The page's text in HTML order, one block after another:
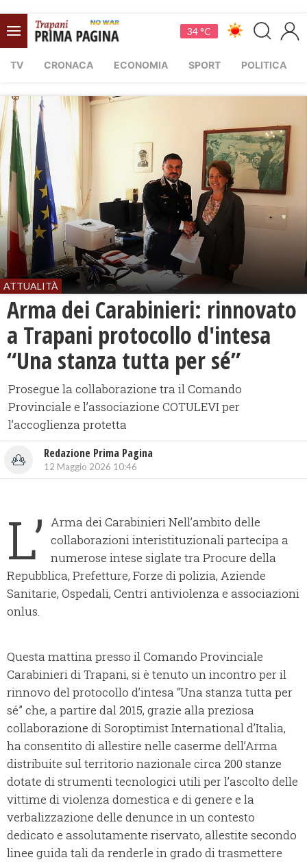
34 °C
TV CRONACA ECONOMIA SPORT POLITICA
ATTUALITÀ
Arma dei Carabinieri: rinnovato
a Trapani protocollo d'intesa
“Una stanza tutta per sé”
Prosegue la collaborazione tra il Comando
Provinciale e l’associazione COTULEVI per
l’accoglienza protetta
Redazione Prima Pagina
12 Maggio 2026 10:46
L’ Arma dei Carabinieri Nell’ambito delle
collaborazioni interistituzionali partecipa a
numerose intese siglate tra Procure della
Repubblica, Prefetture, Forze di polizia, Aziende
Sanitarie, Ospedali, Centri antiviolenza e associazioni
onlus.
Questa mattina presso il Comando Provinciale
Carabinieri di Trapani, si è tenuto un incontro per il
rinnovo del protocollo d’intesa “Una stanza tutta per
sé” che, a partire dal 2015, grazie alla preziosa
collaborazione di Soroptimist International d’Italia,
ha consentito di allestire nelle caserme dell’Arma
distribuite sul territorio nazionale circa 200 stanze
dotate di strumenti tecnologici utili per l’ascolto delle
vittime di violenza domestica e di genere e la
verbalizzazione delle denunce in un contesto
dedicato e assolutamente riservato, allestite secondo
linee guida tali da renderle in grado di trasmettere